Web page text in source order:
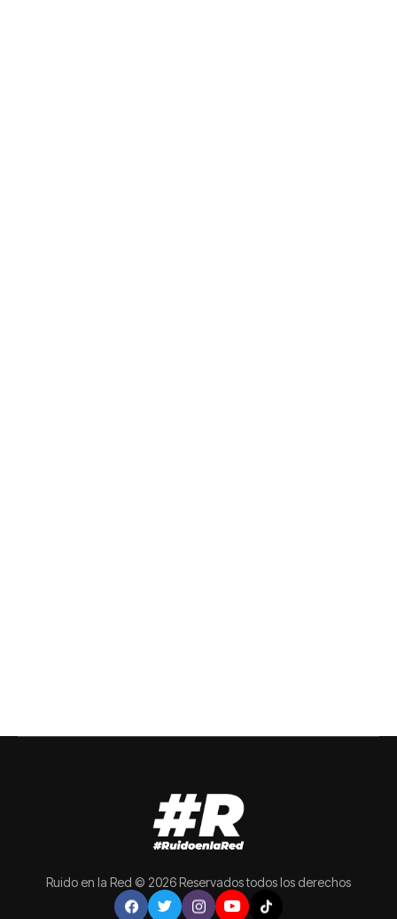
Ruido en la Red © 2026 Reservados todos los derechos